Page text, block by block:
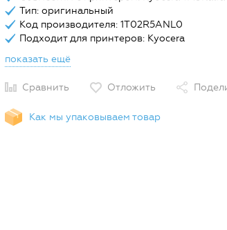
Тип: оригинальный
Код производителя: 1T02R5ANL0
Подходит для принтеров: Kyocera
показать ещё
Сравнить Отложить
Как мы упаковываем товар